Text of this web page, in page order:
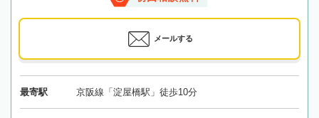
メールする
最寄駅 京阪線「淀屋橋駅」徒歩10分